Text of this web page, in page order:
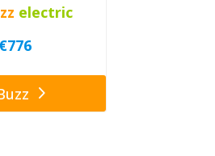
electric
€776